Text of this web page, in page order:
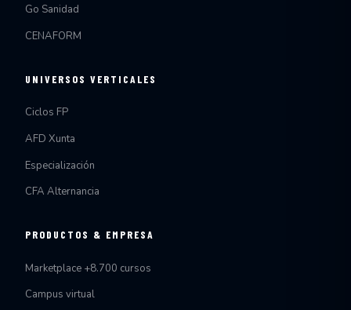
Go Sanidad
CENAFORM
UNIVERSOS VERTICALES
Ciclos FP
AFD Xunta
Especialización
CFA Alternancia
PRODUCTOS & EMPRESA
Marketplace +8.700 cursos
Campus virtual